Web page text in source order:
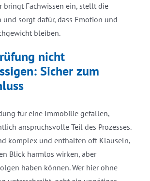
bringt Fachwissen ein, stellt die
und sorgt dafür, dass Emotion und
bleiben.
nicht
Sicher zum
für eine Immobilie gefallen,
anspruchsvolle Teil des Prozesses.
komplex und enthalten oft Klauseln,
Blick harmlos wirken, aber
haben können. Wer hier ohne